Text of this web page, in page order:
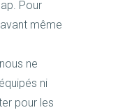
Pour
même
ne
ni
pour les